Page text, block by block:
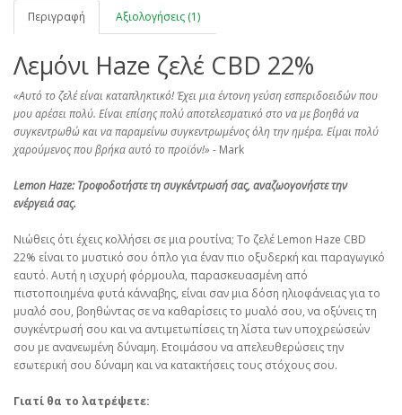
Περιγραφή Αξιολογήσεις (1)
Λεμόνι Haze ζελέ CBD 22%
«Αυτό το ζελέ είναι καταπληκτικό! Έχει μια έντονη γεύση εσπεριδοειδών που
μου αρέσει πολύ. Είναι επίσης πολύ αποτελεσματικό στο να με βοηθά να
συγκεντρωθώ και να παραμείνω συγκεντρωμένος όλη την ημέρα. Είμαι πολύ
χαρούμενος που βρήκα αυτό το προϊόν!» - Mark
Lemon Haze: Τροφοδοτήστε τη συγκέντρωσή σας, αναζωογονήστε την
ενέργειά σας.
Νιώθεις ότι έχεις κολλήσει σε μια ρουτίνα; Το ζελέ Lemon Haze CBD
22% είναι το μυστικό σου όπλο για έναν πιο οξυδερκή και παραγωγικό
εαυτό. Αυτή η ισχυρή φόρμουλα, παρασκευασμένη από
πιστοποιημένα φυτά κάνναβης, είναι σαν μια δόση ηλιοφάνειας για το
μυαλό σου, βοηθώντας σε να καθαρίσεις το μυαλό σου, να οξύνεις τη
συγκέντρωσή σου και να αντιμετωπίσεις τη λίστα των υποχρεώσεών
σου με ανανεωμένη δύναμη. Ετοιμάσου να απελευθερώσεις την
εσωτερική σου δύναμη και να κατακτήσεις τους στόχους σου.
Γιατί θα το λατρέψετε: